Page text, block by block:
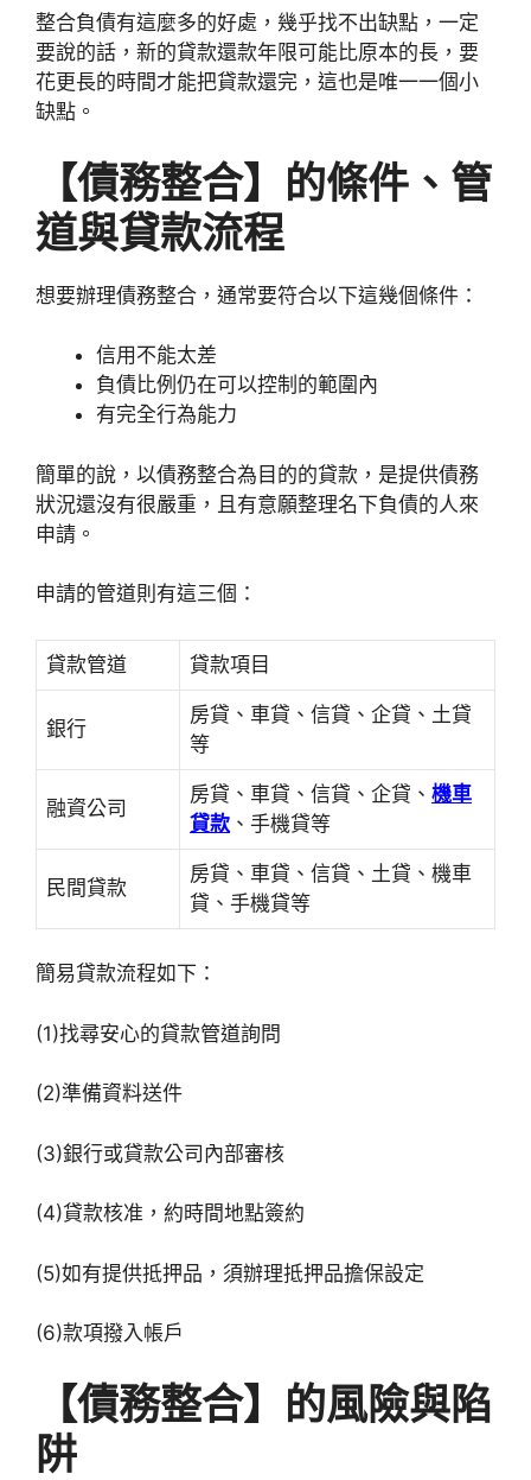
整合負債有這麼多的好處，幾乎找不出缺點，一定
要說的話，新的貸款還款年限可能比原本的長，要
花更長的時間才能把貸款還完，這也是唯一一個小
缺點。
【債務整合】的條件、管
道與貸款流程
想要辦理債務整合，通常要符合以下這幾個條件：
信用不能太差
負債比例仍在可以控制的範圍內
有完全行為能力
簡單的說，以債務整合為目的的貸款，是提供債務
狀況還沒有很嚴重，且有意願整理名下負債的人來
申請。
申請的管道則有這三個：
貸款管道 貸款項目
銀行
房貸、車貸、信貸、企貸、土貸
等
融資公司
房貸、車貸、信貸、企貸、 機車
貸款 、手機貸等
民間貸款
房貸、車貸、信貸、土貸、機車
貸、手機貸等
簡易貸款流程如下：
(1)找尋安心的貸款管道詢問
(2)準備資料送件
(3)銀行或貸款公司內部審核
(4)貸款核准，約時間地點簽約
(5)如有提供抵押品，須辦理抵押品擔保設定
(6)款項撥入帳戶
【債務整合】的風險與陷
阱